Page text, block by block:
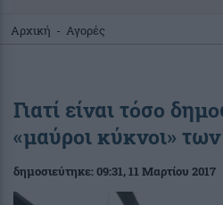
Αρχική - Αγορές
Γιατί είναι τόσο
«μαύροι κύκνοι»
δημοσιεύτηκε:09:31, 11 Μαρτίου 2017